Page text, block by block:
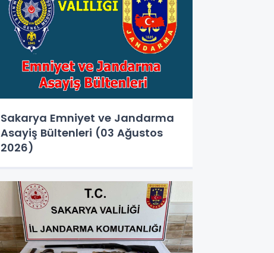
Sakarya Emniyet ve Jandarma
Asayiş Bültenleri (03 Ağustos
2026)